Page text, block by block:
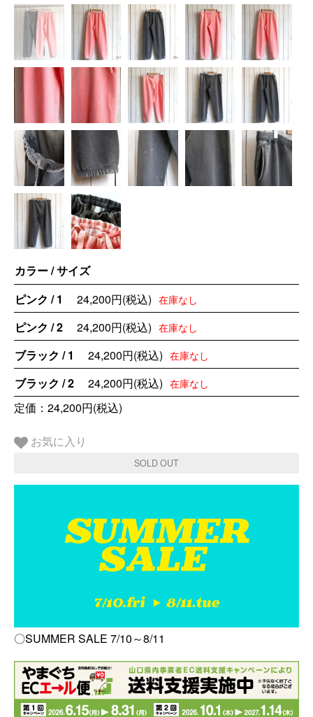
カラー / サイズ
ピンク / 1
24,200円(税込) 在庫なし
ピンク / 2 24,200円(税込) 在庫なし
ブラック / 1 24,200円(税込) 在庫なし
ブラック / 2 24,200円(税込) 在庫なし
定価：24,200円(税込)
お気に入り
SOLD OUT
〇SUMMER SALE 7/10～8/11